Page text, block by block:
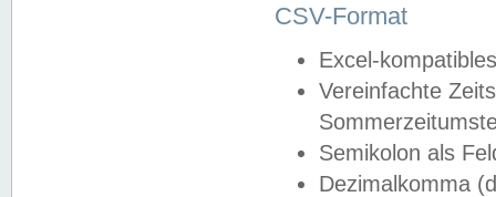
CSV-Format
Excel-
Vereinfachte
Semikolon als
Dezimalkomma